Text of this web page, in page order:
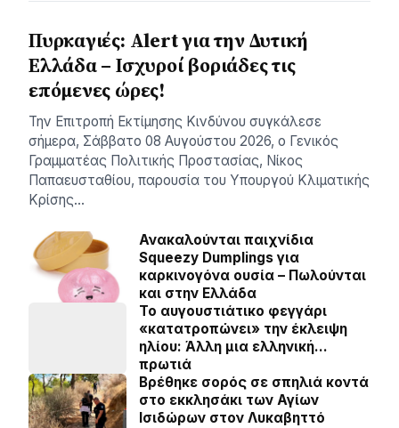
Πυρκαγιές: Alert για την Δυτική
Ελλάδα – Ισχυροί βοριάδες τις
επόμενες ώρες!
Την Επιτροπή Εκτίμησης Κινδύνου συγκάλεσε
σήμερα, Σάββατο 08 Αυγούστου 2026, ο Γενικός
Γραμματέας Πολιτικής Προστασίας, Νίκος
Παπαευσταθίου, παρουσία του Υπουργού Κλιματικής
Κρίσης…
Ανακαλούνται παιχνίδια
Squeezy Dumplings για
καρκινογόνα ουσία – Πωλούνται
και στην Ελλάδα
Το αυγουστιάτικο φεγγάρι
«κατατροπώνει» την έκλειψη
ηλίου: Άλλη μια ελληνική…
πρωτιά
Βρέθηκε σορός σε σπηλιά κοντά
στο εκκλησάκι των Αγίων
Ισιδώρων στον Λυκαβηττό